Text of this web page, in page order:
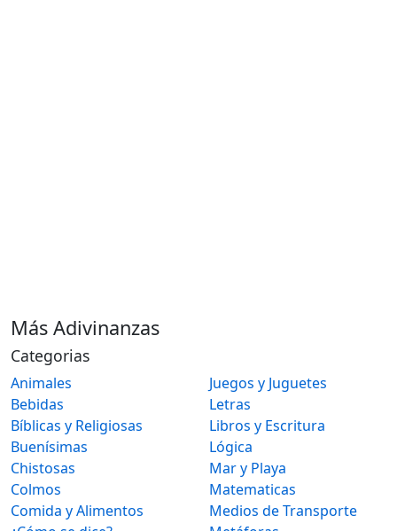
Más Adivinanzas
Categorias
Animales
Bebidas
Bíblicas y Religiosas
Buenísimas
Chistosas
Colmos
Comida y Alimentos
Juegos y Juguetes
Letras
Libros y Escritura
Lógica
Mar y Playa
Matematicas
Medios de Transporte